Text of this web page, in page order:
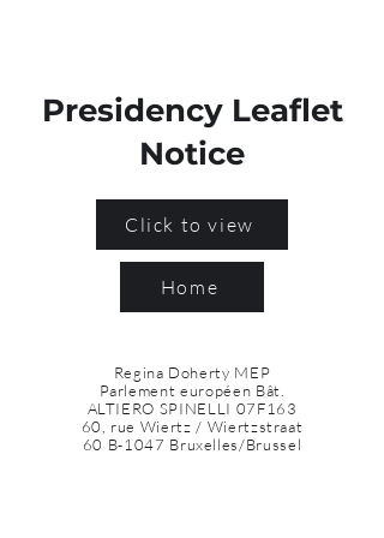
Presidency Leaflet
Notice
Click to view
Home
Regina Doherty MEP
Parlement européen Bât.
ALTIERO SPINELLI 07F163
60, rue Wiertz / Wiertzstraat
60 B-1047 Bruxelles/Brussel